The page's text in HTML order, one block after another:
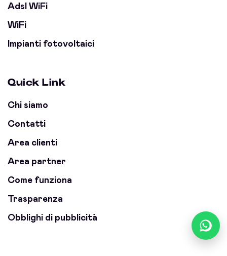
Adsl WiFi
WiFi
Impianti fotovoltaici
Quick Link
Chi siamo
Contatti
Area clienti
Area partner
Come funziona
Trasparenza
Obblighi di pubblicità